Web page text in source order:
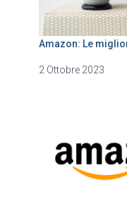
Amazon: Le
2 Ottobre 2023